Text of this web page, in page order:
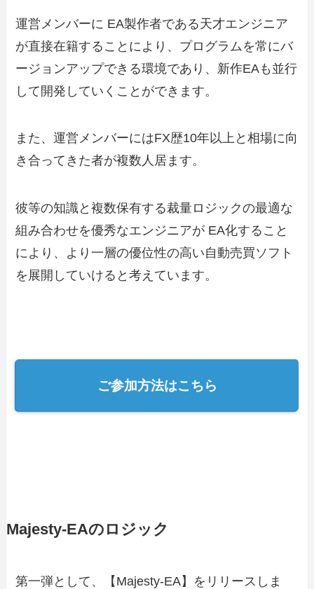
運営メンバーに EA製作者である天才エンジニア
が直接在籍することにより、プログラムを常にバ
ージョンアップできる環境であり、新作EAも並行
して開発していくことができます。
また、運営メンバーにはFX歴10年以上と相場に向
き合ってきた者が複数人居ます。
彼等の知識と複数保有する裁量ロジックの最適な
組み合わせを優秀なエンジニアが EA化すること
により、より一層の優位性の高い自動売買ソフト
を展開していけると考えています。
ご参加方法はこちら
Majesty-EAのロジック
第一弾として、【Majesty-EA】をリリースしま